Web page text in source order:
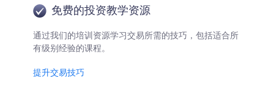
免费的投资教学资源
通过我们的培训资源学习交易所需的技巧，包括适合所
有级别经验的课程。
提升交易技巧